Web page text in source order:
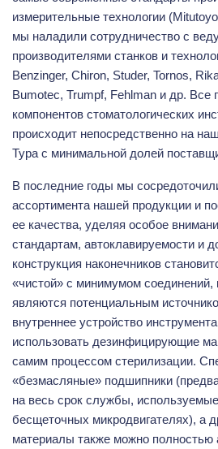
измерительные технологии
мы наладили сотрудничество с
производителями станков и
Benzinger, Chiron, Studer, Tornos,
Bumotec, Trumpf, Fehlman и др. Все
компонентов стоматологических
происходит непосредственно на
Тура с минимальной долей
В последние годы мы
ассортимента нашей продукции и
ее качества, уделяя особое
стандартам, автоклавируемости и
конструкция наконечников
«чистой» с минимумом соединений,
являются потенциальным
внутреннее устройство
использовать дезинфицирующие
самим процессом стерилизации.
«безмасляные» подшипники
на весь срок службы,
бесщеточных микродвигателях), а
материалы также можно полностью